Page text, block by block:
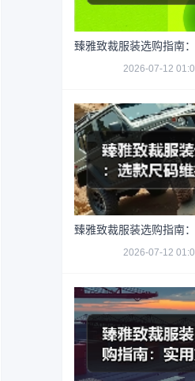
臻雅致裁服装选购指南
2026-07-12
臻雅致裁服装选购指南
2026-07-12